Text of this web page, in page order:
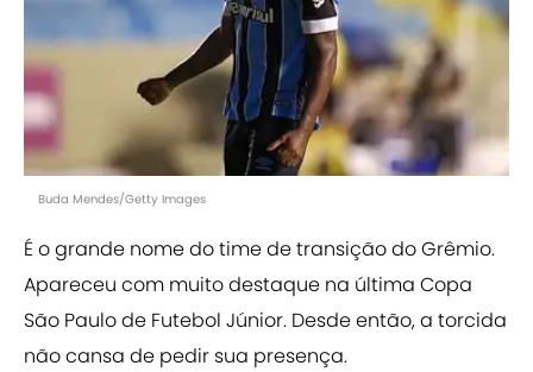
Buda Mendes/Getty Images
É o grande nome do time de transição do Grêmio.
Apareceu com muito destaque na última Copa
São Paulo de Futebol Júnior. Desde então, a torcida
não cansa de pedir sua presença.